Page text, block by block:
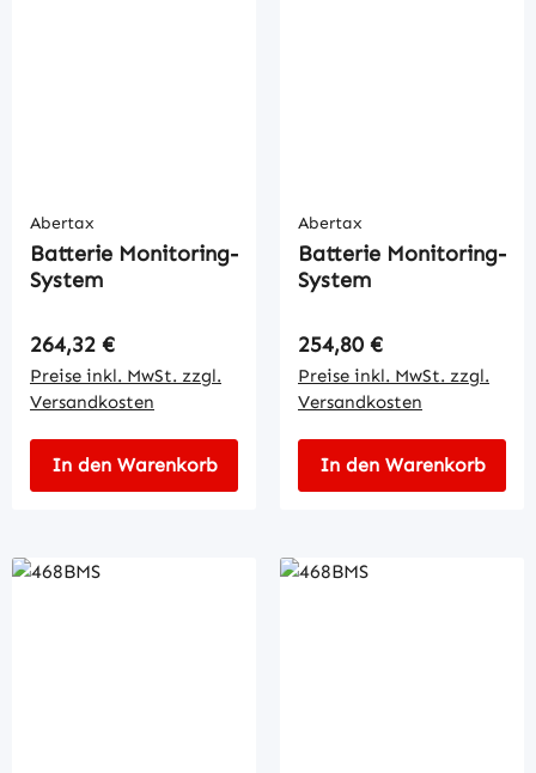
Abertax
Batterie Monitoring-
System
Regulärer Preis:
264,32 €
Preise inkl. MwSt. zzgl.
Versandkosten
In den Warenkorb
Abertax
Batterie Monitoring-
System
Regulärer Preis:
254,80 €
Preise inkl. MwSt. zzgl.
Versandkosten
In den Warenkorb